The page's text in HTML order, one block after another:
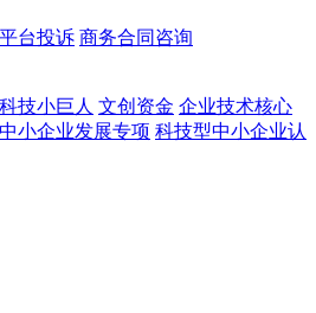
台投诉 商务合同咨询
科技小巨人 文创资金 企业技术核心
中小企业发展专项 科技型中小企业认